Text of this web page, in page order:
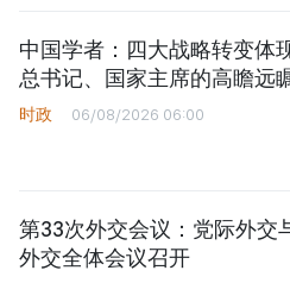
中国学者：四大战略转变体
总书记、国家主席的高瞻远
时政 06/08/2026 06:00
第33次外交会议：党际外交
外交全体会议召开